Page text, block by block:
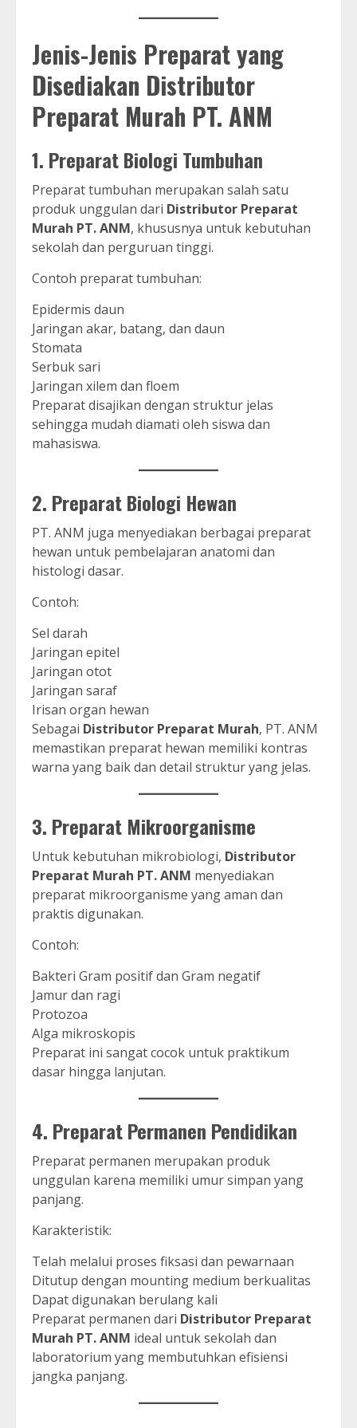
Jenis-Jenis Preparat yang
Disediakan Distributor
Preparat Murah PT. ANM
1. Preparat Biologi Tumbuhan
Preparat tumbuhan merupakan salah satu
produk unggulan dari Distributor Preparat
Murah PT. ANM, khususnya untuk kebutuhan
sekolah dan perguruan tinggi.
Contoh preparat tumbuhan:
Epidermis daun
Jaringan akar, batang, dan daun
Stomata
Serbuk sari
Jaringan xilem dan floem
Preparat disajikan dengan struktur jelas
sehingga mudah diamati oleh siswa dan
mahasiswa.
2. Preparat Biologi Hewan
PT. ANM juga menyediakan berbagai preparat
hewan untuk pembelajaran anatomi dan
histologi dasar.
Contoh:
Sel darah
Jaringan epitel
Jaringan otot
Jaringan saraf
Irisan organ hewan
Sebagai Distributor Preparat Murah, PT. ANM
memastikan preparat hewan memiliki kontras
warna yang baik dan detail struktur yang jelas.
3. Preparat Mikroorganisme
Untuk kebutuhan mikrobiologi, Distributor
Preparat Murah PT. ANM menyediakan
preparat mikroorganisme yang aman dan
praktis digunakan.
Contoh:
Bakteri Gram positif dan Gram negatif
Jamur dan ragi
Protozoa
Alga mikroskopis
Preparat ini sangat cocok untuk praktikum
dasar hingga lanjutan.
4. Preparat Permanen Pendidikan
Preparat permanen merupakan produk
unggulan karena memiliki umur simpan yang
panjang.
Karakteristik:
Telah melalui proses fiksasi dan pewarnaan
Ditutup dengan mounting medium berkualitas
Dapat digunakan berulang kali
Preparat permanen dari Distributor Preparat
Murah PT. ANM ideal untuk sekolah dan
laboratorium yang membutuhkan efisiensi
jangka panjang.